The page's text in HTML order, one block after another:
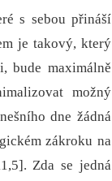
s sebou přináší
je takový, který
bude maximálně
možný
dne žádná
zákroku na
Zda se jedná